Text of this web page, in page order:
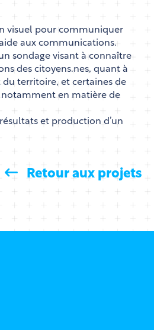
visuel pour communiquer
aux communications.
sondage visant à connaître
des citoyens.nes, quant à
du territoire, et certaines de
notamment en matière de
et production d’un
Retour aux projets